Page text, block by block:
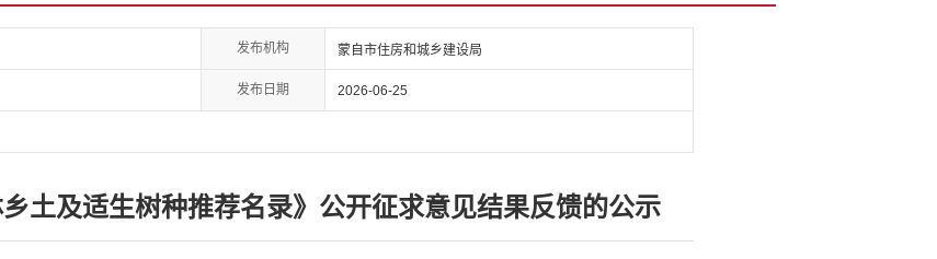
发布机构 蒙自市住房和城乡建设局
发布日期 2026-06-25
土及适生树种推荐名录》公开征求意见结果反馈的公示